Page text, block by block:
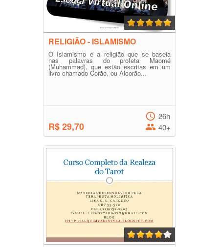
RELIGIÃO - ISLAMISMO
O Islamismo é a religião que se baseia
nas palavras do profeta Maomé
(Muhammad), que estão escritas em um
livro chamado Corão, ou Alcorão...
R$ 29,70
26h
40+